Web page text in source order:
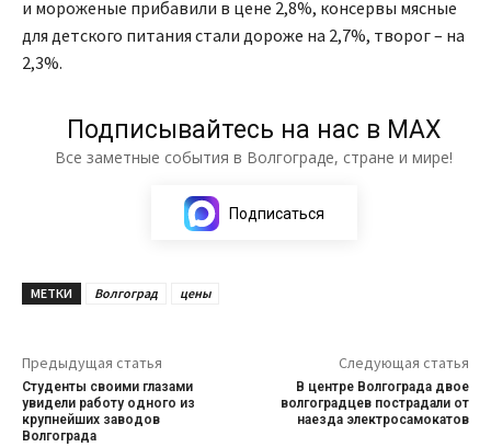
и мороженые прибавили в цене 2,8%, консервы мясные
для детского питания стали дороже на 2,7%, творог – на
2,3%.
Подписывайтесь на нас в МАХ
Все заметные события в Волгограде, стране и мире!
Подписаться
МЕТКИ Волгоград цены
Предыдущая статья
Студенты своими глазами
увидели работу одного из
крупнейших заводов
Волгограда
Следующая статья
В центре Волгограда двое
волгоградцев пострадали от
наезда электросамокатов